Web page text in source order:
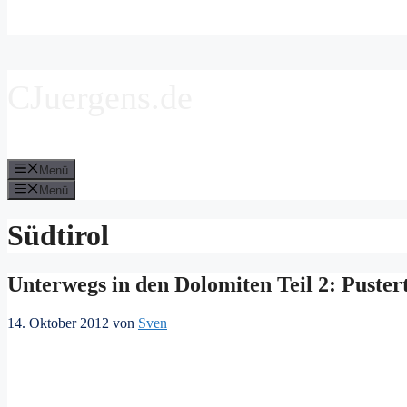
Menü
Menü
Südtirol
Unterwegs in den Dolomiten Teil 2:
14. Oktober 2012 von Sven